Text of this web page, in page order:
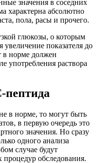
значения в соседних
характерна абсолютно
пола, расы и прочего.
глюкозы, о которым
увеличение показателя до
в норме должен
употребления раствора
пептида
в норме, то могут быть
в первую очередь это
значения. Но сразу
одного анализа
случае будут
процедур обследования.